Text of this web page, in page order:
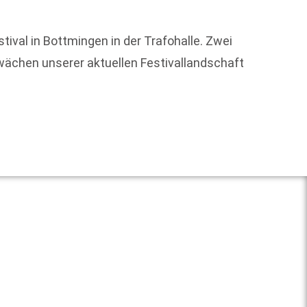
in Bottmingen in der Trafohalle. Zwei
unserer aktuellen Festivallandschaft